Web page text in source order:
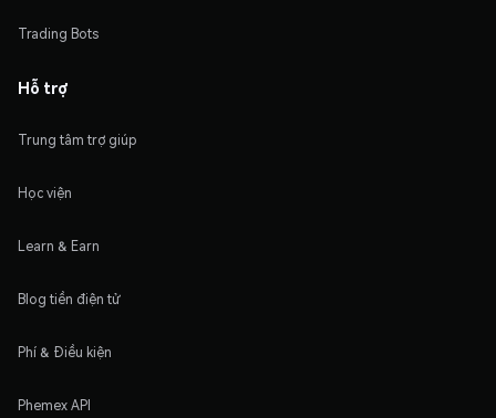
Trading Bots
Hỗ trợ
Trung tâm trợ giúp
Học viện
Learn & Earn
Blog tiền điện tử
Phí & Điều kiện
Phemex API